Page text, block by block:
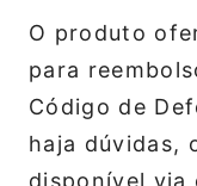
O produto
para
Código de
haja dúvidas,
disponível via